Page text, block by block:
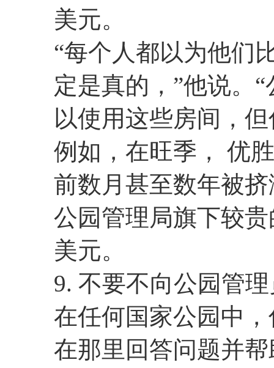
美元。
“每个人都以为他们
定是真的，”他说。
以使用这些房间，
例如，在旺季， 优
前数月甚至数年被
公园管理局旗下较
美元。
9. 不要不向公园管
在任何国家公园中
在那里回答问题并